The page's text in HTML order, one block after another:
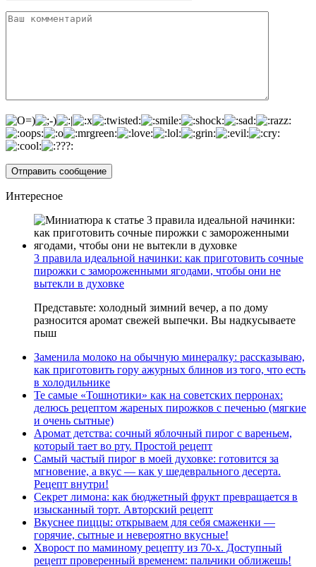
Интересное
3 правила идеальной начинки: как приготовить сочные
пирожки с замороженными ягодами, чтобы они не
вытекли в духовке
Представьте: холодный зимний вечер, а по дому
разносится аромат свежей выпечки. Вы надкусываете
пыш
Заменила молоко на обычную минералку: рассказываю,
как приготовить гору ажурных блинов из того, что есть
в холодильнике
Те самые «Тошнотики» как на советских перронах:
делюсь рецептом жареных пирожков с печенью (мягкие
и очень сытные)
Аромат детства: сочный яблочный пирог с вареньем,
который тает во рту. Простой рецепт
Самый частый пирог в моей духовке: готовится за
мгновение, а вкус — как у шедеврального десерта.
Рецепт внутри!
Секрет лимона: как бюджетный фрукт превращается в
изысканный торт. Авторский рецепт
Вкуснее пиццы: открываем для себя смаженки —
горячие, сытные и невероятно вкусные!
Хворост по маминому рецепту из 70-х. Доступный
рецепт проверенный временем: пальчики оближешь!